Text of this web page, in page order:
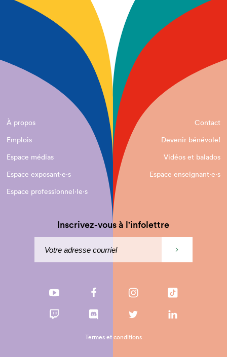
À propos
Contact
Emplois
Devenir bénévole!
Espace médias
Vidéos et balados
Espace exposant·e⋅s
Espace enseignant·e⋅s
Espace professionnel·le⋅s
Inscrivez-vous à l'infolettre
Termes et conditions